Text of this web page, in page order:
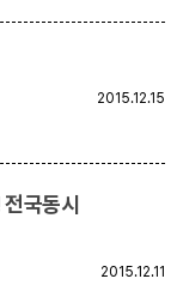
2015.12.15
국동시
2015.12.11